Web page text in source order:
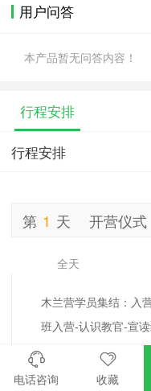
用户问答
本产品暂无问答内容！
行程安排
行程安排
第 1 天 开营仪式
全天
木兰营学员集结：入
班入营-认识教官-宣
开营仪式（开训动员
集体宣誓承诺，教官
电话咨询 收藏